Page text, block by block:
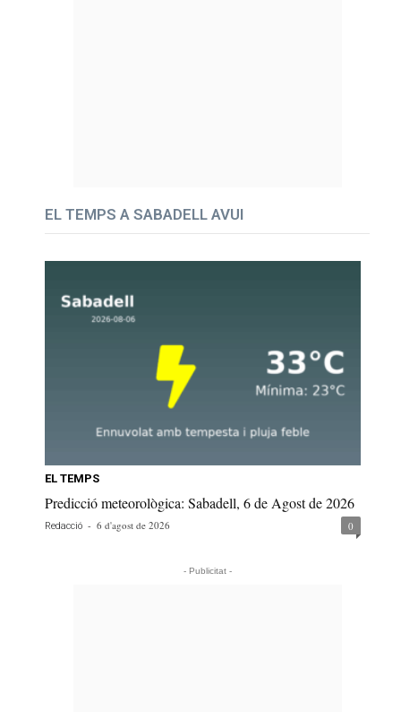
EL TEMPS A SABADELL AVUI
EL TEMPS
Predicció meteorològica: Sabadell, 6 de Agost de 2026
Redacció - 6 d'agost de 2026 0
- Publicitat -